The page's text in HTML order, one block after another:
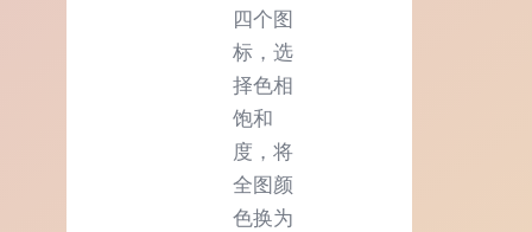
四个图
标，选
择色相
饱和
度，将
全图颜
色换为